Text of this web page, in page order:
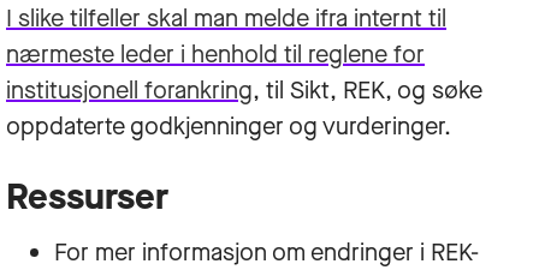
I slike tilfeller skal man melde ifra internt til
nærmeste leder i henhold til reglene for
institusjonell forankring, til Sikt, REK, og søke
oppdaterte godkjenninger og vurderinger.
Ressurser
For mer informasjon om endringer i REK-